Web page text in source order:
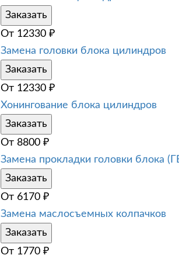
Заказать
От 12330 ₽
Замена головки блока цилиндров
Заказать
От 12330 ₽
Хонингование блока цилиндров
Заказать
От 8800 ₽
Замена прокладки головки блока
Заказать
От 6170 ₽
Замена маслосъемных колпачков
Заказать
От 1770 ₽